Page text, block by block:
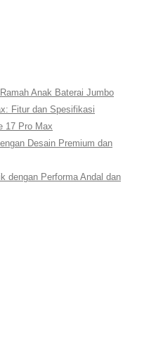
Anak Baterai Jumbo
Fitur dan Spesifikasi
17 Pro Max
Desain Premium dan
dengan Performa Andal dan